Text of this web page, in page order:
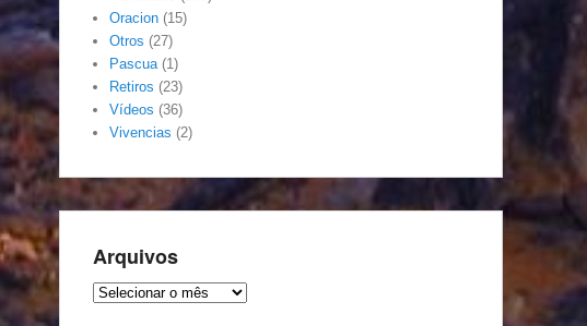
Oracion (15)
Otros (27)
Pascua(1)
Retiros (23)
Vídeos (36)
Vivencias (2)
Arquivos
Arquivos